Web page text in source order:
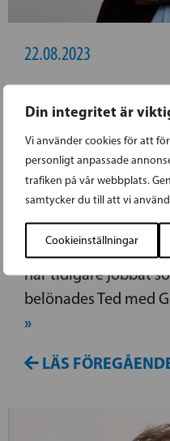
Din integritet är
Vi använder cookies för att
personligt anpassade
trafiken på vår webbplats.
samtycker du till att vi
Cookieinställningar
22.08.2023
PRIDERÖRELSEN
STÄNGA UT
INSTÄLLD
Text: Ted Urho Ted
för den liberala
utbildningen är han
har tidigare jobbat
belönades Ted med
»
LÄS